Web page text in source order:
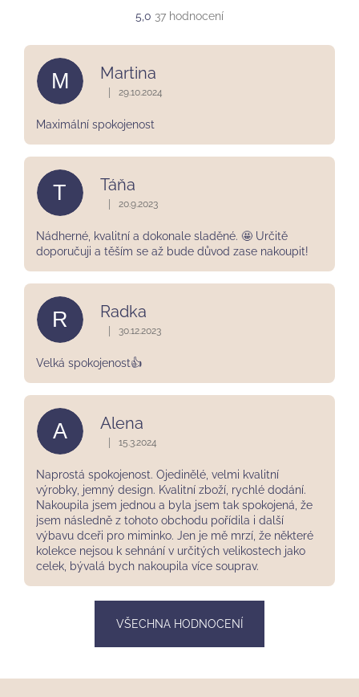
5,0 Průměrné
obchodu
5,0
z
37 hodnocení
M Martina
Hodnocení obchodu je 5 z 5 hvězdiček.
29.10.2024
Maximální spokojenost
T Táňa
Hodnocení obchodu je 5 z 5 hvězdiček.
20.9.2023
Nádherné, kvalitní a dokonale sladěné. 🤩 Určitě
doporučuji a těším se až bude důvod zase nakoupit!
R Radka
Hodnocení obchodu je 5 z 5 hvězdiček.
30.12.2023
Velká spokojenost👍
A Alena
Hodnocení obchodu je 5 z 5 hvězdiček.
15.3.2024
Naprostá spokojenost. Ojedinělé, velmi kvalitní
výrobky, jemný design. Kvalitní zboží, rychlé dodání.
Nakoupila jsem jednou a byla jsem tak spokojená, že
jsem následně z tohoto obchodu pořídila i další
výbavu dceři pro miminko. Jen je mě mrzí, že některé
kolekce nejsou k sehnání v určitých velikostech jako
celek, bývalá bych nakoupila více souprav.
VŠECHNA HODNOCENÍ